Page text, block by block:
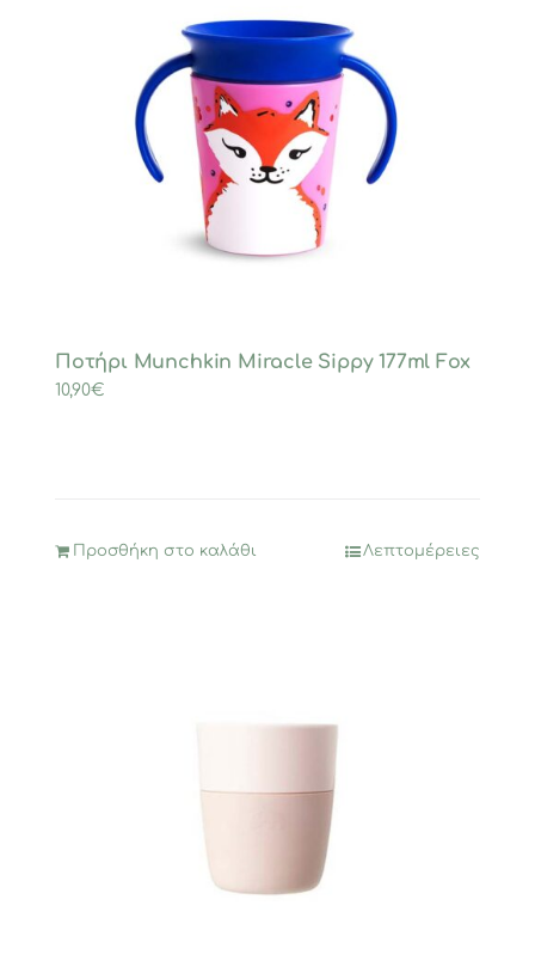
Ποτήρι Munchkin Miracle Sippy 177ml Fox
10,90€
Προσθήκη στο καλάθι Λεπτομέρειες